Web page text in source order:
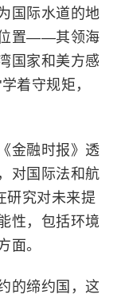
国际水道的地
位置——其领海
国家和美方感
着守规矩，
金融时报》透
对国际法和航
研究对未来提
性，包括环境
面。
的缔约国，这